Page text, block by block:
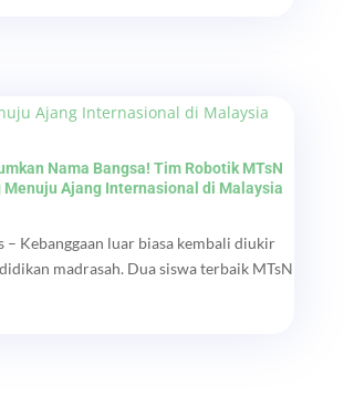
Nama Bangsa! Tim Robotik MTsN
Menuju Ajang Internasional di Malaysia
– Kebanggaan luar biasa kembali diukir
madrasah. Dua siswa terbaik MTsN